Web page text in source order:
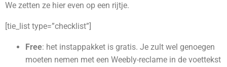
We zetten ze hier even op een rijtje.
[tie_list type=”checklist”]
Free: het instappakket is gratis. Je zult wel genoegen
moeten nemen met een Weebly-reclame in de voettekst